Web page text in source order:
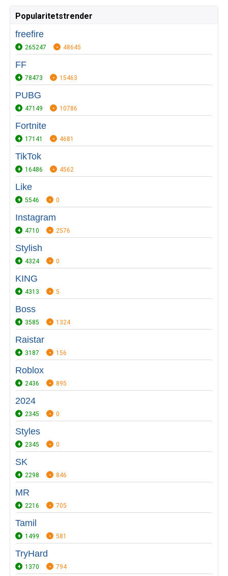
Popularitetstrender
freefire
265247 48645
FF
78473 15463
PUBG
47149 10786
Fortnite
17141 4681
TikTok
16486 4562
Like
5546 0
Instagram
4710 2576
Stylish
4324 0
KING
4313 5
Boss
3585 1324
Raistar
3187 156
Roblox
2436 895
2024
2345 0
Styles
2345 0
SK
2298 846
MR
2216 705
Tamil
1499 581
TryHard
1370 794